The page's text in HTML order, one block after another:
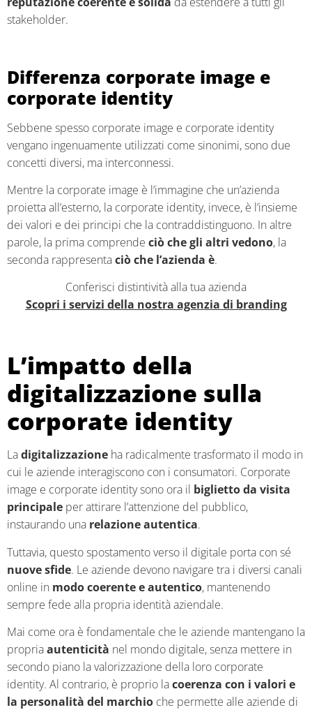
stakeholder.
Differenza corporate image e
corporate identity
Sebbene spesso corporate image e corporate identity
vengano ingenuamente utilizzati come sinonimi, sono due
concetti diversi, ma interconnessi.
Mentre la corporate image è l’immagine che un’azienda
proietta all’esterno, la corporate identity, invece, è l’insieme
dei valori e dei principi che la contraddistinguono. In altre
parole, la prima comprende ciò che gli altri vedono, la
seconda rappresentaciò che l’azienda è.
Conferisci distintività alla tua azienda
Scopri i servizi della nostra agenzia di branding
L’impatto della
digitalizzazione sulla
corporate identity
Ladigitalizzazione ha radicalmente trasformato il modo in
cui le aziende interagiscono con i consumatori. Corporate
image e corporate identity sono ora il biglietto da visita
principale per attirare l’attenzione del pubblico,
instaurando una relazione autentica.
Tuttavia, questo spostamento verso il digitale porta con sé
nuove sfide. Le aziende devono navigare tra i diversi canali
online in modo coerente e autentico, mantenendo
sempre fede alla propria identità aziendale.
Mai come ora è fondamentale che le aziende mantengano la
propriaautenticità nel mondo digitale, senza mettere in
secondo piano la valorizzazione della loro corporate
identity. Al contrario, è proprio lacoerenza con i valori e
la personalità del marchio che permette alle aziende di